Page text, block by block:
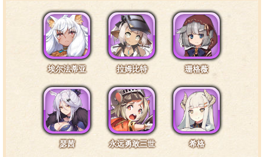
埃尔法蒂亚 拉姆比特 珊格薇
瑟茜 永远勇敢三世 希格